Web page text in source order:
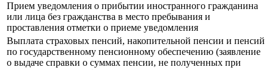
Прием уведомления о прибытии иностранного гражданина
или лица без гражданства в место пребывания и
проставления отметки о приеме уведомления
Выплата страховых пенсий, накопительной пенсии и пенсий
по государственному пенсионному обеспечению (заявление
о выдаче справки о суммах пенсии, не полученных при